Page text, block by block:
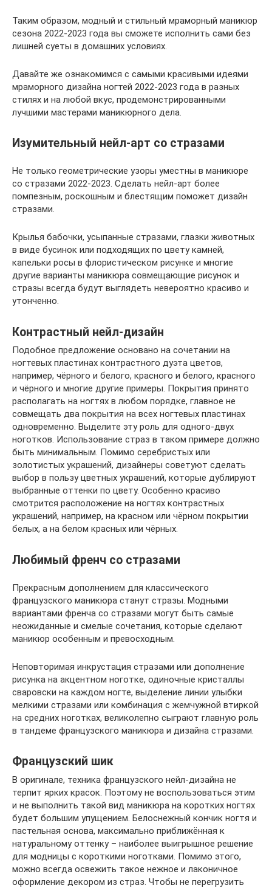
Таким образом, модный и стильный мраморный маникюр
сезона 2022-2023 года вы сможете исполнить сами без
лишней суеты в домашних условиях.
Давайте же ознакомимся с самыми красивыми идеями
мраморного дизайна ногтей 2022-2023 года в разных
стилях и на любой вкус, продемонстрированными
лучшими мастерами маникюрного дела.
Изумительный нейл-арт со стразами
Не только геометрические узоры уместны в маникюре
со стразами 2022-2023. Сделать нейл-арт более
помпезным, роскошным и блестящим поможет дизайн
стразами.
Крылья бабочки, усыпанные стразами, глазки животных
в виде бусинок или подходящих по цвету камней,
капельки росы в флористическом рисунке и многие
другие варианты маникюра совмещающие рисунок и
стразы всегда будут выглядеть невероятно красиво и
утонченно.
Контрастный нейл-дизайн
Подобное предложение основано на сочетании на
ногтевых пластинах контрастного дуэта цветов,
например, чёрного и белого, красного и белого, красного
и чёрного и многие другие примеры. Покрытия принято
располагать на ногтях в любом порядке, главное не
совмещать два покрытия на всех ногтевых пластинах
одновременно. Выделите эту роль для одного-двух
ноготков. Использование страз в таком примере должно
быть минимальным. Помимо серебристых или
золотистых украшений, дизайнеры советуют сделать
выбор в пользу цветных украшений, которые дублируют
выбранные оттенки по цвету. Особенно красиво
смотрится расположение на ногтях контрастных
украшений, например, на красном или чёрном покрытии
белых, а на белом красных или чёрных.
Любимый френч со стразами
Прекрасным дополнением для классического
французского маникюра станут стразы. Модными
вариантами френча со стразами могут быть самые
неожиданные и смелые сочетания, которые сделают
маникюр особенным и превосходным.
Неповторимая инкрустация стразами или дополнение
рисунка на акцентном ноготке, одиночные кристаллы
сваровски на каждом ногте, выделение линии улыбки
мелкими стразами или комбинация с жемчужной втиркой
на средних ноготках, великолепно сыграют главную роль
в тандеме французского маникюра и дизайна стразами.
Французский шик
В оригинале, техника французского нейл-дизайна не
терпит ярких красок. Поэтому не воспользоваться этим
и не выполнить такой вид маникюра на коротких ногтях
будет большим упущением. Белоснежный кончик ногтя и
пастельная основа, максимально приближённая к
натуральному оттенку – наиболее выигрышное решение
для модницы с короткими ноготками. Помимо этого,
можно всегда освежить такое нежное и лаконичное
оформление декором из страз. Чтобы не перегрузить